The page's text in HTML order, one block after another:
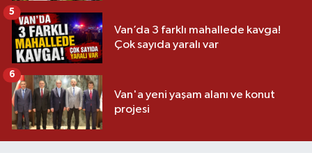
Van’da 3 farklı mahallede kavga!
Çok sayıda yaralı var
5
Van'a yeni yaşam alanı ve konut
projesi
6